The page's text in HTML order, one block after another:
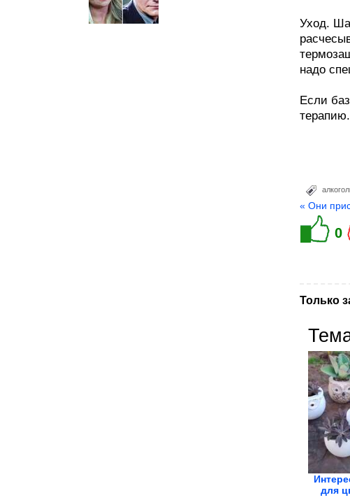
Уход.
надо
Если
терапию.
« Они
0
Только
для